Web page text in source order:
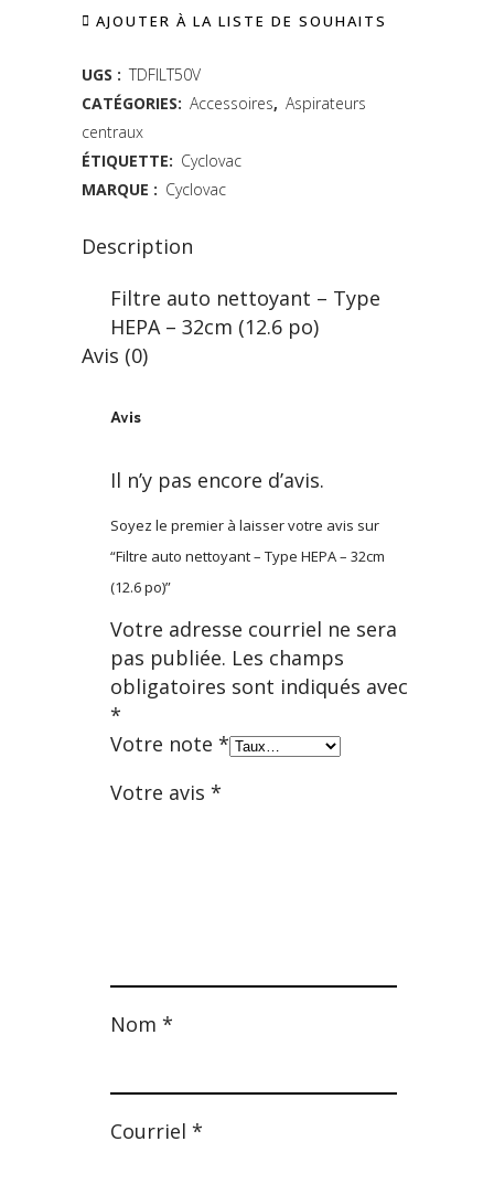
nettoyant
-
Type
HEPA
-
quantity
AJOUTER À LA LISTE DE SOUHAITS
UGS : TDFILT50V
CATÉGORIES: Accessoires, Aspirateurs
centraux
ÉTIQUETTE: Cyclovac
MARQUE : Cyclovac
Description
Filtre auto nettoyant – Type
HEPA – 32cm (12.6 po)
Avis (0)
Avis
Il n’y pas encore d’avis.
Soyez le premier à laisser votre avis sur
“Filtre auto nettoyant – Type HEPA – 32cm
(12.6 po)”
Votre adresse courriel ne sera
pas publiée. Les champs
obligatoires sont indiqués avec
*
Votre note *
Votre avis *
Nom *
Courriel *